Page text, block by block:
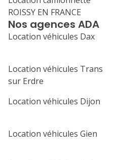
Nos agences ADA
Location véhicules Dax
Location véhicules Trans
sur Erdre
Location véhicules Dijon
Location véhicules Gien
ROISSY EN FRANCE